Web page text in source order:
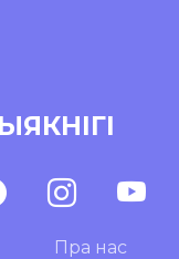
Пра нас